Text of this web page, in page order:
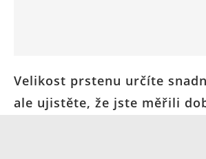
Velikost prstenu určíte
ale ujistěte, že jste měřili